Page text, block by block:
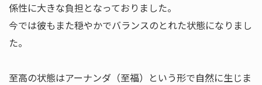
係性に大きな負担となっておりました。
今では彼もまた穏やかでバランスのとれた状態になりまし
た。
至高の状態はアーナンダ（至福）という形で自然に生じま